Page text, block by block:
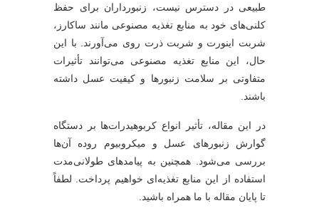
طبیعی در دسترس نیست، زنبورداران برای حفظ
کلنی‌های خود به منابع تغذیه مصنوعی مانند ساکارز،
شربت اینورت و شربت ذرت روی می‌آورند. با این
حال، این منابع تغذیه مصنوعی می‌توانند تأثیرات
متفاوتی بر سلامت زنبورها و کیفیت عسل داشته
باشند.
در این مقاله، تأثیر انواع کربوهیدرات‌ها بر دستگاه
گوارش زنبورهای عسل و میکروبیوم روده آن‌ها
بررسی می‌شود. همچنین به پیامدهای طولانی‌مدت
استفاده از این منابع تغذیه‌ای خواهیم پرداخت. لطفاً
تا پایان مقاله با ما همراه باشید.